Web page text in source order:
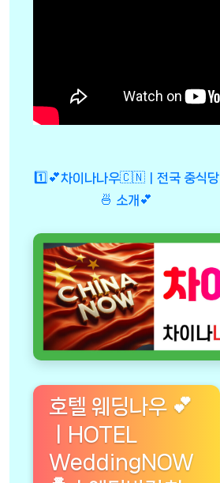
1️⃣💕차이나나우🇨🇳ㅣ전국 중식당
🍜 소개💕
호텔 웨딩나우 💕
ㅣHOTEL
WeddingNOW